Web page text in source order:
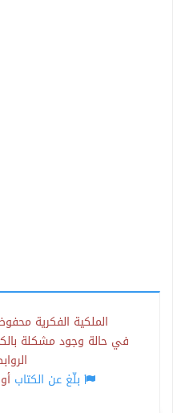
الملكية الفكرية
في حالة وجود مشكلة
بلّغ عن الكتاب